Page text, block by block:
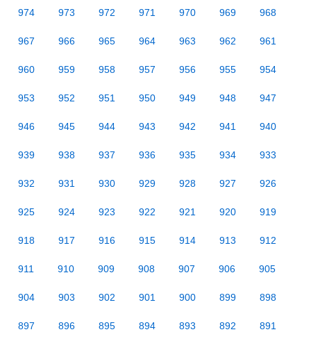
974 973 972 971 970 969 968
967 966 965 964 963 962 961
960 959 958 957 956 955 954
953 952 951 950 949 948 947
946 945 944 943 942 941 940
939 938 937 936 935 934 933
932 931 930 929 928 927 926
925 924 923 922 921 920 919
918 917 916 915 914 913 912
911 910 909 908 907 906 905
904 903 902 901 900 899 898
897 896 895 894 893 892 891